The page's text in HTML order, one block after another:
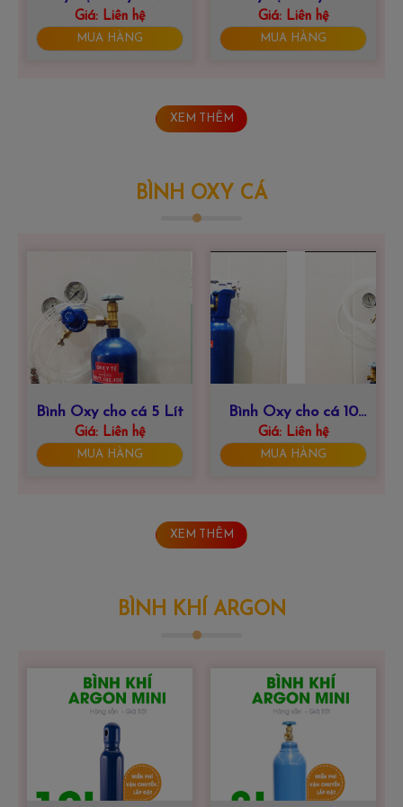
9F-5BW
Giá:Liên hệ
MUA HÀNG
yuwell 8F-3AW
Giá:Liên hệ
MUA HÀNG
XEM THÊM
BÌNH OXY CÁ
Bình Oxy cho cá 5 Lít
Giá:Liên hệ
MUA HÀNG
Bình Oxy cho cá 10
Lít
Giá:Liên hệ
MUA HÀNG
XEM THÊM
BÌNH KHÍ ARGON